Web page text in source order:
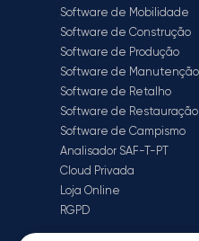
Software de Mobilidade
Software de Construção
Software de Produção
Software de Manutenção
Software de Retalho
Software de Restauração
Software de Campismo
Analisador SAF-T-PT
Cloud Privada
Loja Online
RGPD